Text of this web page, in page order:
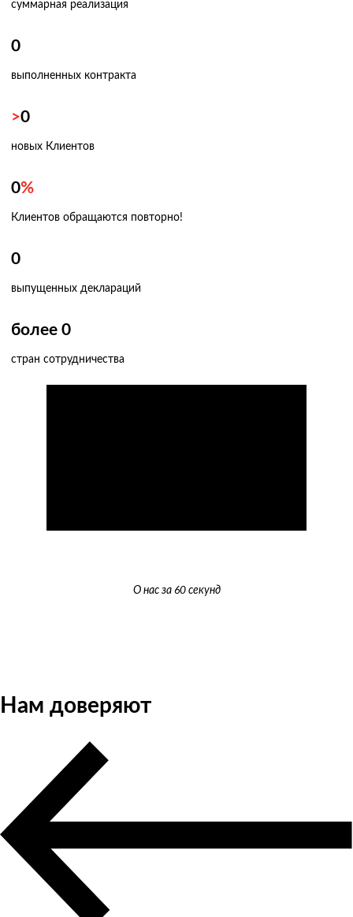
суммарная реализация
0
выполненных контракта
>0
новых Клиентов
0%
Клиентов обращаются повторно!
0
выпущенных деклараций
более 0
стран сотрудничества
О нас за 60 секунд
Нам доверяют